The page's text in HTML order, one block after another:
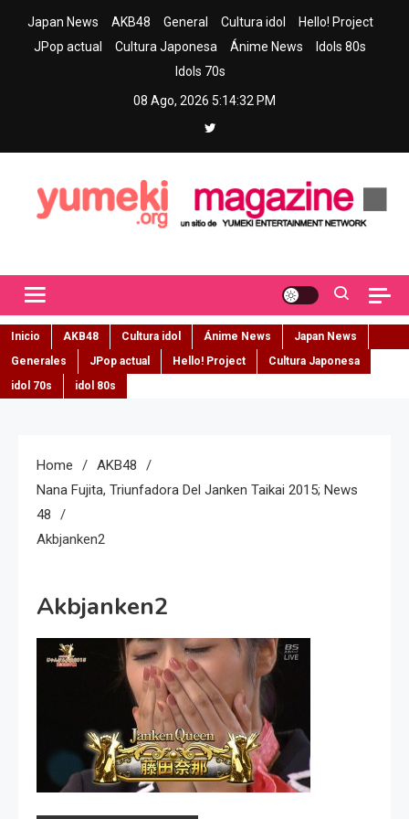
Japan News AKB48 General Cultura idol
Hello! Project
JPop actual
Cultura Japonesa Ánime News
Idols 80s
Idols 70s
08 Ago, 2026 5:14:33 PM
Inicio AKB48 Cultura idol Ánime News
Japan News
Generales
JPop actual Hello! Project
Cultura Japonesa
idol 70s
idol 80s
Home
AKB48
Nana Fujita, Triunfadora Del Janken Taikai 2015; News
48
Akbjanken2
Akbjanken2